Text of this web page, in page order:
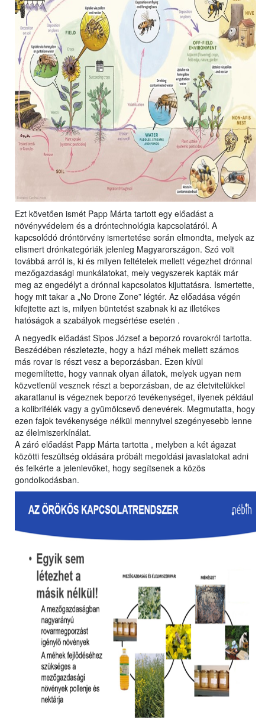
Ezt követően ismét Papp Márta tartott egy előadást a
növényvédelem és a dróntechnológia kapcsolatáról. A
kapcsolódó dróntörvény ismertetése során elmondta, melyek az
elismert drónkategóriák jelenleg Magyarországon. Szó volt
továbbá arról is, ki és milyen feltételek mellett végezhet drónnal
mezőgazdasági munkálatokat, mely vegyszerek kapták már
meg az engedélyt a drónnal kapcsolatos kijuttatásra. Ismertette,
hogy mit takar a „No Drone Zone” légtér. Az előadása végén
kifejtette azt is, milyen büntetést szabnak ki az illetékes
hatóságok a szabályok megsértése esetén .
A negyedik előadást Sipos József a beporzó rovarokról tartotta.
Beszédében részletezte, hogy a házi méhek mellett számos
más rovar is részt vesz a beporzásban. Ezen kívül
megemlítette, hogy vannak olyan állatok, melyek ugyan nem
közvetlenül vesznek részt a beporzásban, de az életvitelükkel
akaratlanul is végeznek beporzó tevékenységet, ilyenek például
a kolibrifélék vagy a gyümölcsevő denevérek. Megmutatta, hogy
ezen fajok tevékenysége nélkül mennyivel szegényesebb lenne
az élelmiszerkínálat.
A záró előadást Papp Márta tartotta , melyben a két ágazat
közötti feszültség oldására próbált megoldási javaslatokat adni
és felkérte a jelenlevőket, hogy segítsenek a közös
gondolkodásban.